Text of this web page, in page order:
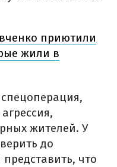
приютили
жили в
жителей. У
до
что